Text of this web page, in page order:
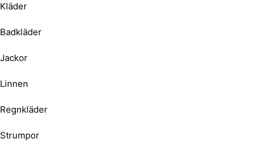
Kläder
Badkläder
Jackor
Linnen
Regnkläder
Strumpor